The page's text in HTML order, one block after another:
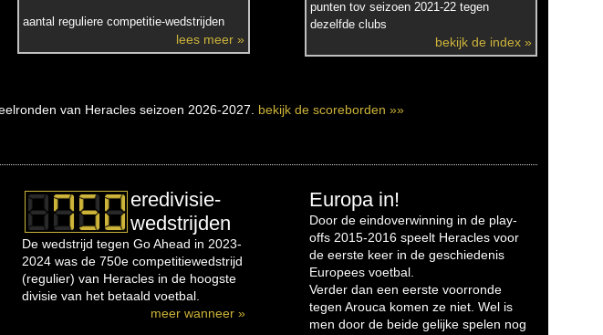
aantal reguliere competitie-wedstrijden
lees meer »
punten tov seizoen 2021-22 tegen
dezelfde clubs
bekijk de index »
van Heracles seizoen 2026-2027. bekijk de scoreborden »»
eredivisie-
wedstrijden
De wedstrijd tegen Go Ahead in 2023-
2024 was de 750e competitiewedstrijd
(regulier) van Heracles in de hoogste
divisie van het betaald voetbal.
meer wanneer »
Europa in!
Door de eindoverwinning in de play-
offs 2015-2016 speelt Heracles voor
de eerste keer in de geschiedenis
Europees voetbal.
Verder dan een eerste voorronde
tegen Arouca komen ze niet. Wel is
men door de beide gelijke spelen nog